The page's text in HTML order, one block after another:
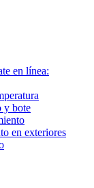
en línea:
y bote
en exteriores